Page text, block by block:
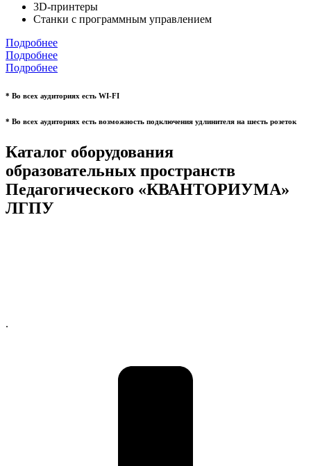
3D-принтеры
Станки с программным управлением
Подробнее
Подробнее
Подробнее
* Во всех аудиториях есть WI-FI
* Во всех аудиториях есть возможность подключения удлинителя на шесть розеток
Каталог оборудования
образовательных пространств
Педагогического «КВАНТОРИУМА»
ЛГПУ
.